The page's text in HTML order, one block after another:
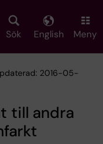
Sök English Meny
2016-05-
till andra